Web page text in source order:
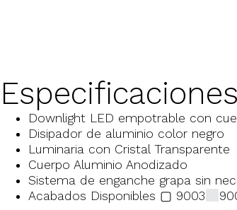
Especificaciones
Downlight LED empotrable con
Disipador de aluminio color negro
Luminaria con Cristal Transparente
Cuerpo Aluminio Anodizado
Sistema de enganche grapa sin
Acabados Disponibles ▢ 9003